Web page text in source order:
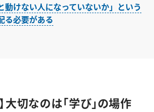
動けない人になっていないか」という
る必要がある
切なのは「学び」の場作